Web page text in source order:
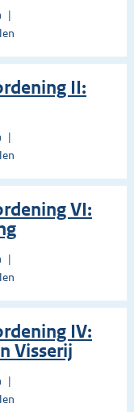
II:
VI:
IV:
Visserij